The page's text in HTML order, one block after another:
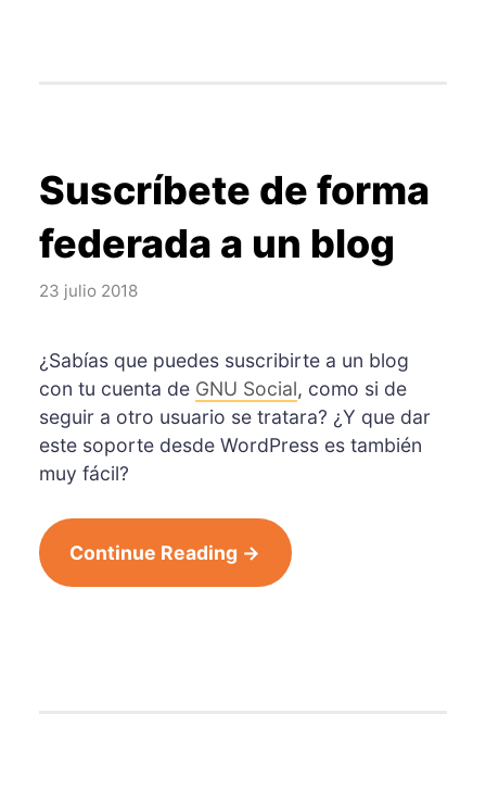
Suscríbete de forma
federada a un blog
23 julio 2018
¿Sabías que puedes suscribirte a un blog
con tu cuenta de GNU Social, como si de
seguir a otro usuario se tratara? ¿Y que dar
este soporte desde WordPress es también
muy fácil?
Continue Reading →